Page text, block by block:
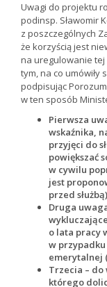
Uwagi do projektu
podinsp. Sławomir
z poszczególnych
że korzyścią jest
na uregulowanie
tym, na co umówiły
podpisując
w ten sposób
Pierwsza
wskaźnika,
przyjęci do
powiększać
w cywilu
jest
przed
Druga
o lata pracy
w przypadku
emerytalnej
Trzecia – do
którego